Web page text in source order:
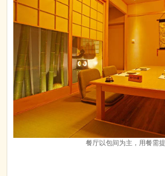
餐厅以包间为主，用餐需